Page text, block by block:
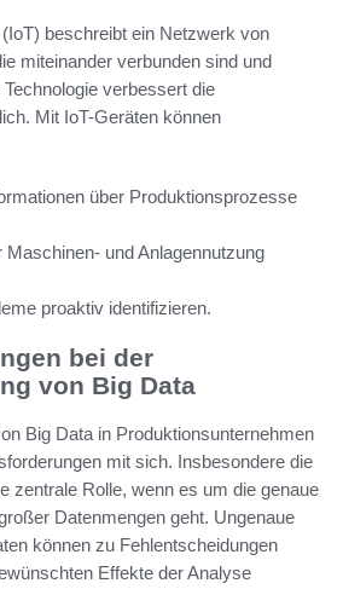
beschreibt ein Netzwerk von
miteinander verbunden sind und
verbessert die
Mit IoT-Geräten können
über Produktionsprozesse
Maschinen- und Anlagennutzung
proaktiv identifizieren.
bei der
von Big Data
Big Data in Produktionsunternehmen
mit sich. Insbesondere die
zentrale Rolle, wenn es um die genaue
Datenmengen geht. Ungenaue
können zu Fehlentscheidungen
Effekte der Analyse